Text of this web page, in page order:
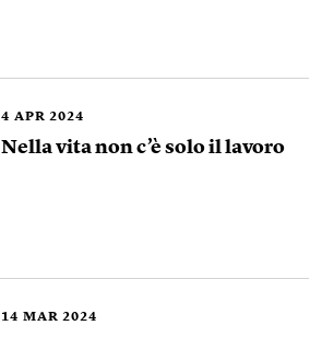
4 APR 2024
Nella vita non c’è solo il lavoro
14 MAR 2024